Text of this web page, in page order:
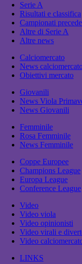
Serie A
Risultati e classifica
Campionati
Altre di Serie A
Altre news
Calciomercato
News
Obiettivi mercato
Giovanili
News Viola
News Giovanili
Femminile
Rosa Femminile
News Femminile
Coppe Europee
Champions League
Europa League
Conference League
Video
Video viola
Video opinionisti
Video virali e
Video
LINKS